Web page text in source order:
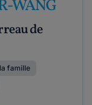
WANG
de
famille